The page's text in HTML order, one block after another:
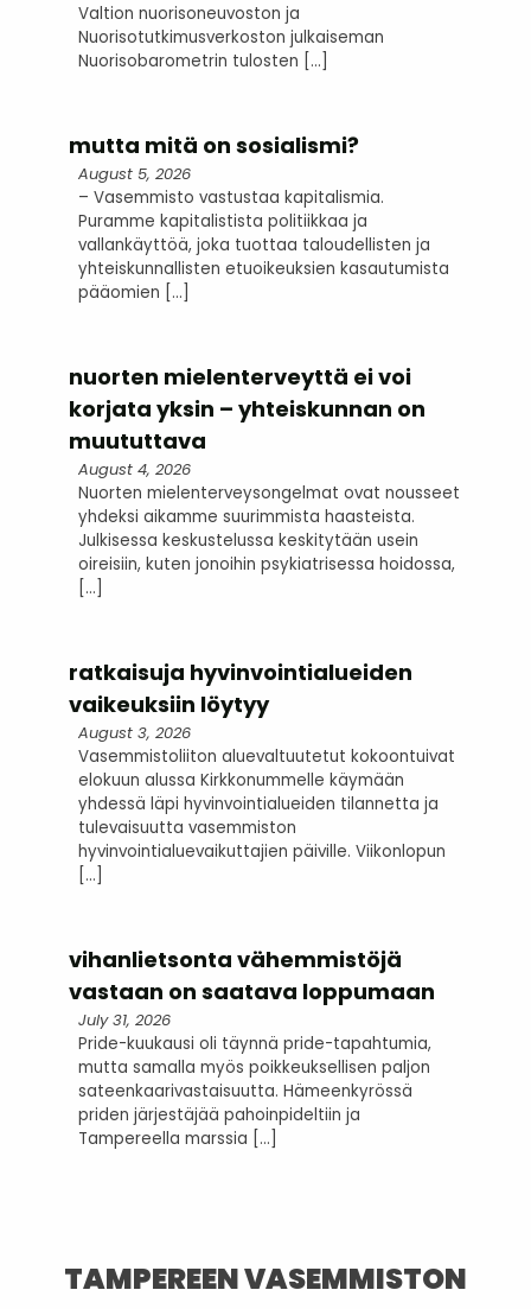
Valtion nuorisoneuvoston ja
Nuorisotutkimusverkoston julkaiseman
Nuorisobarometrin tulosten […]
mutta mitä on sosialismi?
August 5, 2026
– Vasemmisto vastustaa kapitalismia.
Puramme kapitalistista politiikkaa ja
vallankäyttöä, joka tuottaa taloudellisten ja
yhteiskunnallisten etuoikeuksien kasautumista
pääomien […]
nuorten mielenterveyttä ei voi
korjata yksin – yhteiskunnan on
muututtava
August 4, 2026
Nuorten mielenterveysongelmat ovat nousseet
yhdeksi aikamme suurimmista haasteista.
Julkisessa keskustelussa keskitytään usein
oireisiin, kuten jonoihin psykiatrisessa hoidossa,
[…]
ratkaisuja hyvinvointialueiden
vaikeuksiin löytyy
August 3, 2026
Vasemmistoliiton aluevaltuutetut kokoontuivat
elokuun alussa Kirkkonummelle käymään
yhdessä läpi hyvinvointialueiden tilannetta ja
tulevaisuutta vasemmiston
hyvinvointialuevaikuttajien päiville. Viikonlopun
[…]
vihanlietsonta vähemmistöjä
vastaan on saatava loppumaan
July 31, 2026
Pride-kuukausi oli täynnä pride-tapahtumia,
mutta samalla myös poikkeuksellisen paljon
sateenkaarivastaisuutta. Hämeenkyrössä
priden järjestäjää pahoinpideltiin ja
Tampereella marssia […]
TAMPEREEN VASEMMISTON